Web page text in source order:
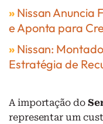
» Nissan Anuncia
e Aponta para
» Nissan:
Estratégia de
A importação do
representar um